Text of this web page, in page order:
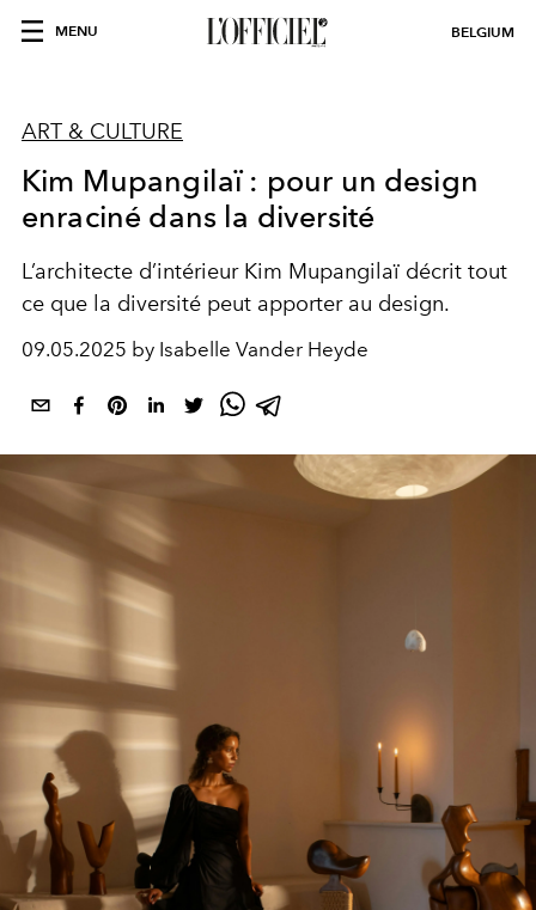
MENU BELGIUM
ART & CULTURE
Kim Mupangilaï : pour un design
enraciné dans la diversité
L’architecte d’intérieur Kim Mupangilaï décrit tout
ce que la diversité peut apporter au design.
09.05.2025 by Isabelle Vander Heyde